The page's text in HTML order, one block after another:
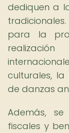
dediquen a
para la
culturales,
de danzas
Además, se
fiscales y